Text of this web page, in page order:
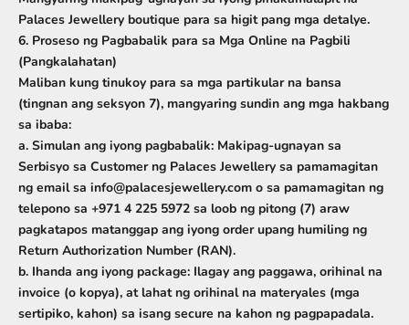
Palaces Jewellery boutique para sa higit pang mga detalye.
6. Proseso ng Pagbabalik para sa Mga Online na Pagbili
(Pangkalahatan)
Maliban kung tinukoy para sa mga partikular na bansa
(tingnan ang seksyon 7), mangyaring sundin ang mga hakbang
sa ibaba:
a. Simulan ang iyong pagbabalik: Makipag-ugnayan sa
Serbisyo sa Customer ng Palaces Jewellery sa pamamagitan
ng email sa info@palacesjewellery.com o sa pamamagitan ng
telepono sa +971 4 225 5972 sa loob ng pitong (7) araw
pagkatapos matanggap ang iyong order upang humiling ng
Return Authorization Number (RAN).
b. Ihanda ang iyong package: Ilagay ang paggawa, orihinal na
invoice (o kopya), at lahat ng orihinal na materyales (mga
sertipiko, kahon) sa isang secure na kahon ng pagpapadala.